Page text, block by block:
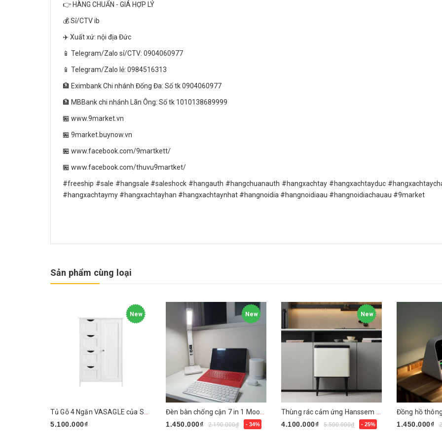
👉 HÀNG CHUẨN - GIÁ HỢP LÝ
💰 Sỉ/CTV ib
✈️ Xuất xứ: nội địa Đức
📱 Telegram/Zalo sỉ/CTV: 0904060977
📱 Telegram/Zalo lẻ: 0984516313
🏦 Eximbank Chi nhánh Đống Đa: Số tk 0904060977
🏦 MBBank chi nhánh Lãn Ông: Số tk 1010138689999
🏪 www.9market.vn
🏪 9market.buynow.vn
🏪 www.facebook.com/9martkett/
🏪 www.facebook.com/thuvu9martket/
#freeship #sale #hangsale #saleshock #hangauth #hangchuanauth #hangxachtay #hangxachtayduc
#hangxachtaymy #hangxachtayhan #hangxachtaynhat #hangnoidia #hangnoidiaau #hangnoidiachauau #9market
Sản phẩm cùng loại
New
5.100.000₫
New
1.450.000₫
2.190.000₫ - 34%
New
4.100.000₫
5.500.000₫ - 25% 1.450.000₫